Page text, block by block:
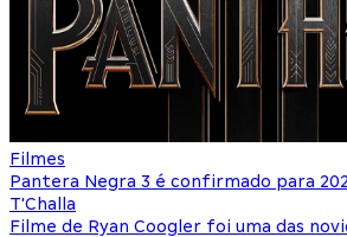
Filmes
Pantera Negra 3 é confirmado para
T'Challa
Filme de Ryan Coogler foi uma das